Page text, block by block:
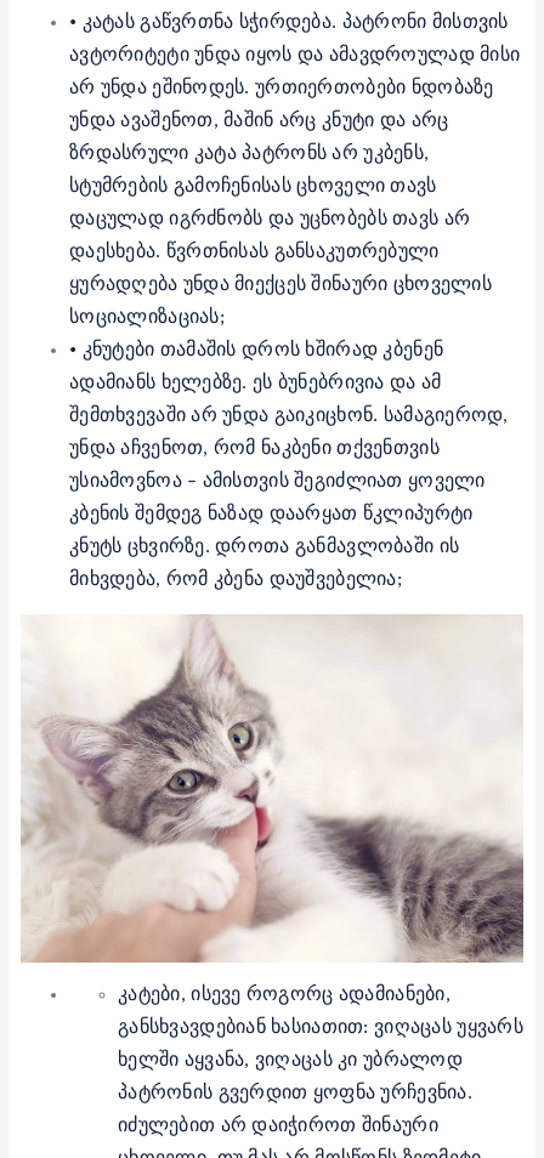
• კატას გაწვრთნა სჭირდება. პატრონი მისთვის
ავტორიტეტი უნდა იყოს და ამავდროულად მისი
არ უნდა ეშინოდეს. ურთიერთობები ნდობაზე
უნდა ავაშენოთ, მაშინ არც კნუტი და არც
ზრდასრული კატა პატრონს არ უკბენს,
სტუმრების გამოჩენისას ცხოველი თავს
დაცულად იგრძნობს და უცნობებს თავს არ
დაესხება. წვრთნისას განსაკუთრებული
ყურადღება უნდა მიექცეს შინაური ცხოველის
სოციალიზაციას;
• კნუტები თამაშის დროს ხშირად კბენენ
ადამიანს ხელებზე. ეს ბუნებრივია და ამ
შემთხვევაში არ უნდა გაიკიცხონ. სამაგიეროდ,
უნდა აჩვენოთ, რომ ნაკბენი თქვენთვის
უსიამოვნოა – ამისთვის შეგიძლიათ ყოველი
კბენის შემდეგ ნაზად დაარყათ წკლიპურტი
კნუტს ცხვირზე. დროთა განმავლობაში ის
მიხვდება, რომ კბენა დაუშვებელია;
კატები, ისევე როგორც ადამიანები,
განსხვავდებიან ხასიათით: ვიღაცას უყვარს
ხელში აყვანა, ვიღაცას კი უბრალოდ
პატრონის გვერდით ყოფნა ურჩევნია.
იძულებით არ დაიჭიროთ შინაური